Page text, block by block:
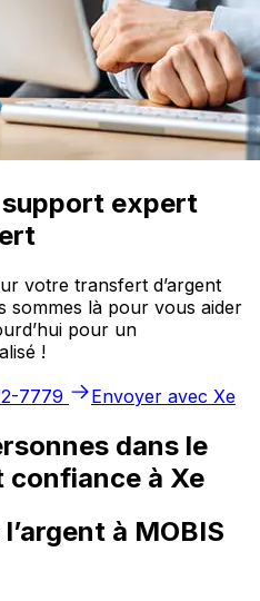
expert
votre transfert d’argent
sommes là pour vous aider
pour un
!
7779
Envoyer avec Xe
dans le
à Xe
à MOBIS